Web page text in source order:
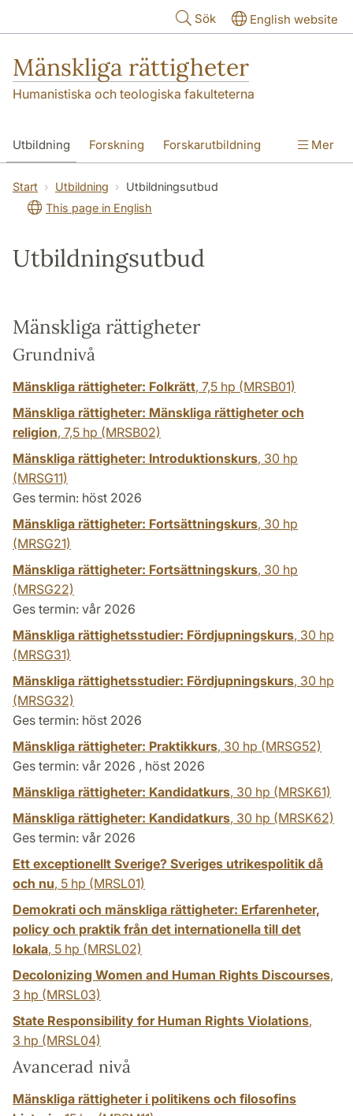
Sök English website
Mänskliga rättigheter
Humanistiska och teologiska fakulteterna
Utbildning Forskning Forskarutbildning
Kontakt Om oss
Mer
Start Utbildning
Utbildningsutbud
This page in English
Utbildningsutbud
Mänskliga rättigheter
Grundnivå
Mänskliga rättigheter: Folkrätt, 7,5 hp (MRSB01)
Mänskliga rättigheter: Mänskliga rättigheter och
religion, 7,5 hp (MRSB02)
Mänskliga rättigheter: Introduktionskurs, 30 hp
(MRSG11)
Ges termin: höst 2026
Mänskliga rättigheter: Fortsättningskurs, 30 hp
(MRSG21)
Mänskliga rättigheter: Fortsättningskurs, 30 hp
(MRSG22)
Ges termin: vår 2026
Mänskliga rättighetsstudier: Fördjupningskurs, 30 hp
(MRSG31)
Mänskliga rättighetsstudier: Fördjupningskurs, 30 hp
(MRSG32)
Ges termin: höst 2026
Mänskliga rättigheter: Praktikkurs, 30 hp (MRSG52)
Ges termin: vår 2026 , höst 2026
Mänskliga rättigheter: Kandidatkurs, 30 hp (MRSK61)
Mänskliga rättigheter: Kandidatkurs, 30 hp (MRSK62)
Ges termin: vår 2026
Ett exceptionellt Sverige? Sveriges utrikespolitik då
och nu, 5 hp (MRSL01)
Demokrati och mänskliga rättigheter: Erfarenheter,
policy och praktik från det internationella till det
lokala, 5 hp (MRSL02)
Decolonizing Women and Human Rights Discourses,
3 hp (MRSL03)
State Responsibility for Human Rights Violations,
3 hp (MRSL04)
Avancerad nivå
Mänskliga rättigheter i politikens och filosofins